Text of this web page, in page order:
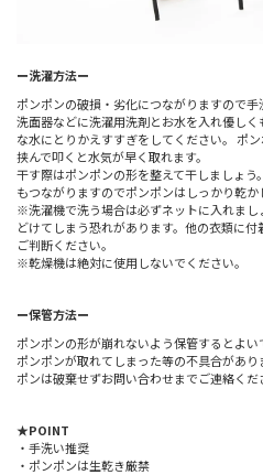
ー洗濯方法ー
ポンポンの破損・劣化につながりますので手
洗面器などに洗濯用洗剤とお水を入れ優し
な水にとりかえすすぎをしてください。 ポ
挟んで叩くと水気が早く取れます。
干す際はポンポンの形を整えて干しましょ
もつながりますのでポンポンはしっかり乾か
※洗濯機で洗う場合は必ずネットに入れま
どけてしまう恐れがあります。他の衣類に
ご判断ください。
※乾燥機は絶対に使用しないでください。
ー保管方法ー
ポンポンの形が崩れないよう保管するとよい
ポンポンが取れてしまった等の不具合があ
ポンは破棄せずお問い合わせまでご連絡くだ
★POINT
・手洗い推奨
・ポンポンは生乾き厳禁